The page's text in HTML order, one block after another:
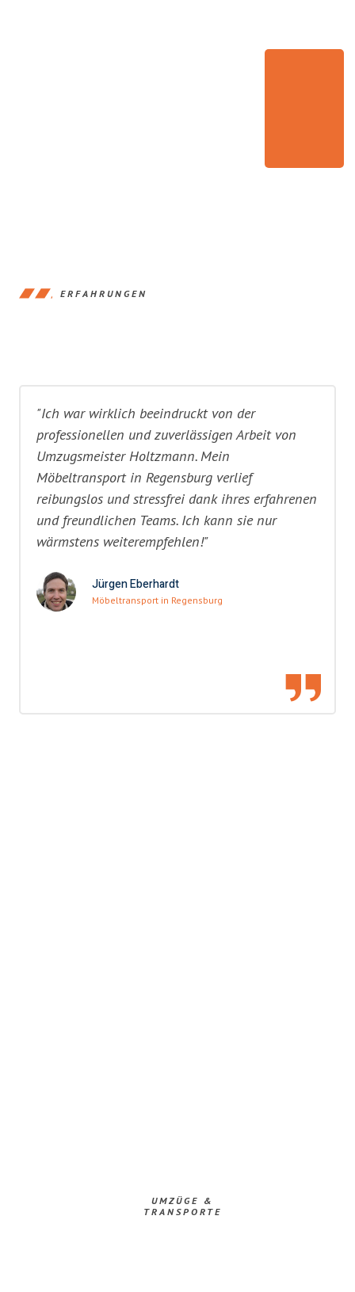
ERFAHRUNGEN
"Ich war wirklich beeindruckt von der
professionellen und zuverlässigen Arbeit von
Umzugsmeister Holtzmann. Mein
Möbeltransport in Regensburg verlief
reibungslos und stressfrei dank ihres erfahrenen
und freundlichen Teams. Ich kann sie nur
wärmstens weiterempfehlen!"
Jürgen Eberhardt
Möbeltransport in Regensburg
UMZÜGE &
TRANSPORTE